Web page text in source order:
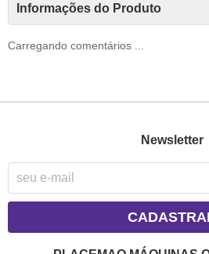
Informações do Produto
Carregando comentários ...
Newsletter